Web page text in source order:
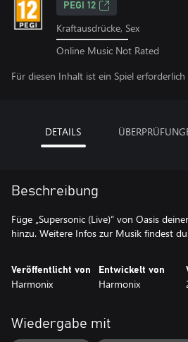
PEGI 12
Kraftausdrücke, Sex
Online Music Not Rated
Für diesen Inhalt ist ein Spiel
DETAILS
Beschreibung
Füge „Supersonic (Live)“ von Oasis
hinzu. Weitere Infos zur Musik findest
Veröffentlicht von
Harmonix
Entwickelt von
Harmonix
Wiedergabe mit